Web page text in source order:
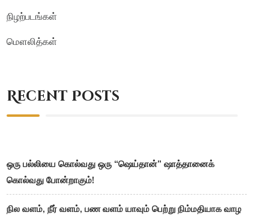
நிழற்படங்கள்
மௌலித்கள்
Recent Posts
ஒரு பல்லியை கொல்வது ஒரு “ஷெய்தான்” ஷாத்தானைக்
கொல்வது போன்றாகும்!
நில வளம், நீர் வளம், பண வளம் யாவும் பெற்று நிம்மதியாக வாழ